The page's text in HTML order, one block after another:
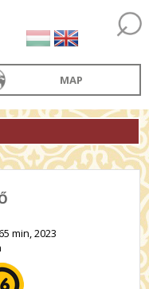
MAP
min, 2023